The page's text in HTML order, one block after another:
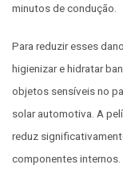
minutos de condução.
Para reduzir esses
higienizar e hidratar
objetos sensíveis no
solar automotiva. A
reduz
componentes internos.